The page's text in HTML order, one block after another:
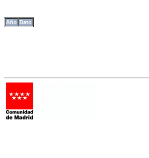
Año Dato